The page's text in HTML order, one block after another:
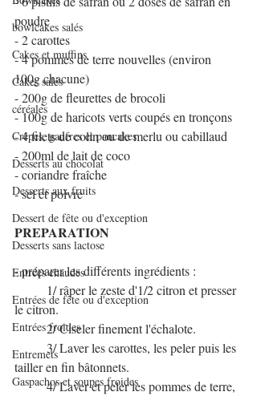
bowlcakes salés
Cakes et muffins
Cakes salés
céréales
Crêpes, gaufres et pancakes
Desserts au chocolat
Desserts aux fruits
Dessert de fête ou d'exception
Desserts sans lactose
Entrées chaudes
Entrées de fête ou d'exception
Entrées froides
Entremets
Gaspachos et soupes froides
poudre
- 2 carottes
- 4 pommes de terre nouvelles (environ
100g chacune)
- 200g de fleurettes de brocoli
- 100g de haricots verts coupés en tronçons
- 4 filets de colin ou de merlu ou cabillaud
- 200ml de lait de coco
- coriandre fraîche
- sel et poivre
PREPARATION
- préparer les différents ingrédients :
le citron.
          2/ Ciseler finement l'échalote.
          3/ Laver les carottes, les peler puis les
tailler en fin bâtonnets.
          4/ Laver et peler les pommes de terre,